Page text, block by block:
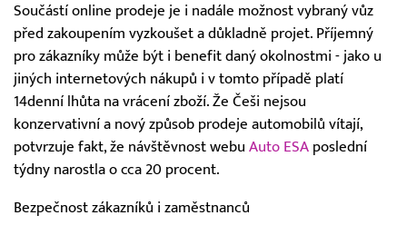
Součástí online prodeje je i nadále možnost vybraný vůz
před zakoupením vyzkoušet a důkladně projet. Příjemný
pro zákazníky může být i benefit daný okolnostmi - jako u
jiných internetových nákupů i v tomto případě platí
14denní lhůta na vrácení zboží. Že Češi nejsou
konzervativní a nový způsob prodeje automobilů vítají,
potvrzuje fakt, že návštěvnost webu Auto ESA poslední
týdny narostla o cca 20 procent.
Bezpečnost zákazníků i zaměstnanců